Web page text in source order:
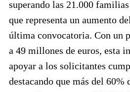
superando las 21.000
que representa un aumento
última convocatoria. Con un
a 49 millones de euros, esta
apoyar a los solicitantes
destacando que más del 60%